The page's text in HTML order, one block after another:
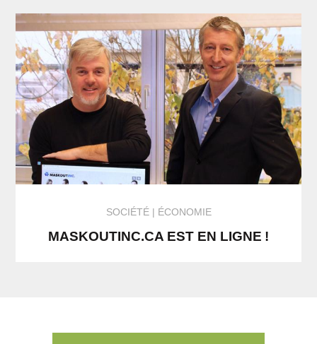
SOCIÉTÉ ÉCONOMIE
MASKOUTINC.CA EST EN LIGNE !